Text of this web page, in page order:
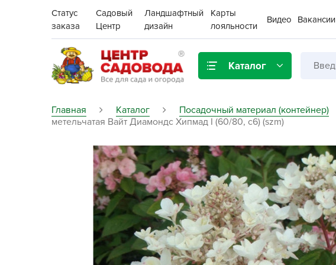
Статус
заказа
Садовый
Центр
Ландшафтный
дизайн
Карты
лояльности
Видео Вакансии
Каталог
Газонная трава
Декор для дома и сада
Ёмкости для рассады и
растений,
проращиватели
Картофель семенной
Поиск
Главная Каталог Посадочный материал (контейнер)
метельчатая Вайт Диамондс Хипмад I (60/80, с6) (szm)